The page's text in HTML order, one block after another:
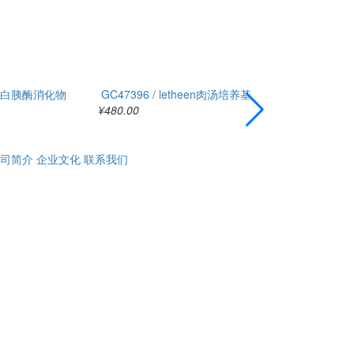
胰酶消化物
GC47396 / letheen肉汤培养基
¥480.00
简介 企业文化 联系我们